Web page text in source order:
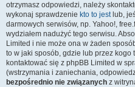
otrzymasz odpowiedzi, należy
wykonaj sprawdzenie kto to jestlub,
darmowych serwisów, np. Yahoo!,
wydziałem nadużyć tego serwisu.
Limited i nie może ona w żaden
to w jaki sposób, gdzie lub przez kogo
kontaktować się z phpBB Limited w
(wstrzymania i zaniechania,
bezpośrednio nie związanych z